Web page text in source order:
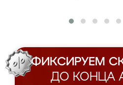
ФИКСИРУЕМ
ДО КОНЦА